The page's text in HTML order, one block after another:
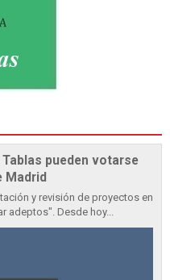
pueden votarse
Madrid
y revisión de proyectos en
adeptos". Desde hoy...